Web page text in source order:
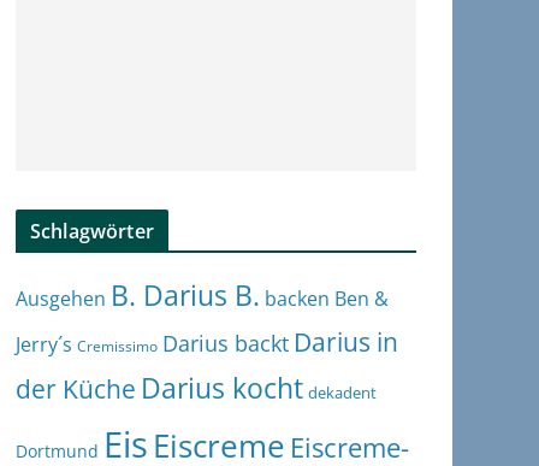
Schlagwörter
Ausgehen B. Darius B. backen Ben &
Jerry´s Cremissimo Darius backt Darius in
der Küche Darius kocht dekadent
Dortmund EisEiscreme Eiscreme-